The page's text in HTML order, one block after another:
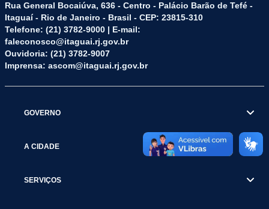
Rua General Bocaiúva, 636 - Centro - Palácio Barão de Tefé -
Itaguaí - Rio de Janeiro - Brasil - CEP: 23815-310
Telefone: (21) 3782-9000 | E-mail:
faleconosco@itaguai.rj.gov.br
Ouvidoria: (21) 3782-9007
Imprensa: ascom@itaguai.rj.gov.br
GOVERNO
A CIDADE
SERVIÇOS